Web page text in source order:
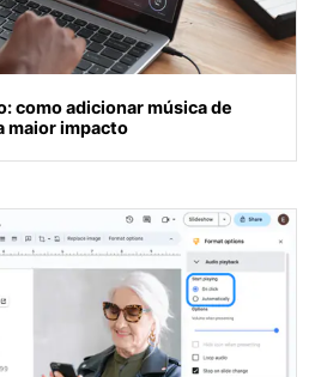
como adicionar música de
maior impacto